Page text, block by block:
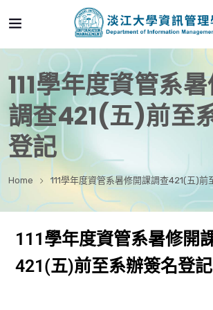
111學年度資管系
調查421(五)前至
登記
Home 111學年度資管系暑修開課調查421(五)前
111學年度資管系暑修開
421(五)前至系辦簽名登記